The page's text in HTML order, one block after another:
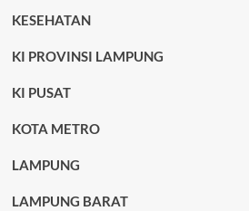
KESEHATAN
KI PROVINSI LAMPUNG
KI PUSAT
KOTA METRO
LAMPUNG
LAMPUNG BARAT